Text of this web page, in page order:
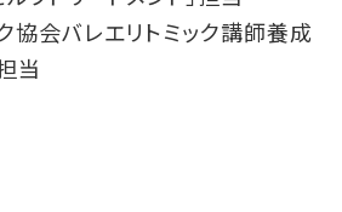
協会バレエリトミック講師養成
当